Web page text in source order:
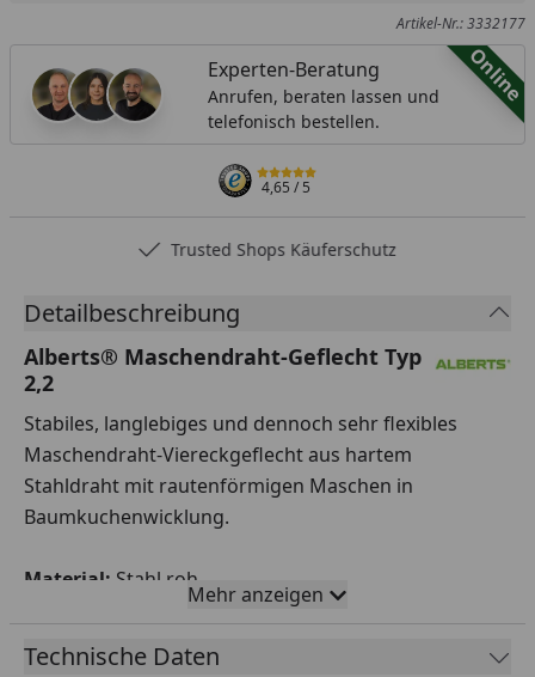
Artikel-Nr.: 3332177
Online
Experten-Beratung
Anrufen, beraten lassen und
telefonisch bestellen.
4,65/ 5
Trusted Shops Käuferschutz
Detailbeschreibung
Alberts® Maschendraht-Geflecht Typ
2,2
Stabiles, langlebiges und dennoch sehr flexibles
Maschendraht-Viereckgeflecht aus hartem
Stahldraht mit rautenförmigen Maschen in
Baumkuchenwicklung.
Material: Stahl roh
Dickverzinkt
Gesamtlängen:
Mehr anzeigen
Technische Daten